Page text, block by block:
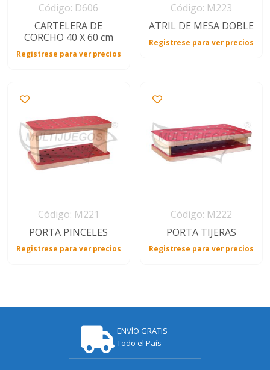
Código: D606
CARTELERA DE
CORCHO 40 X 60 cm
Registrese para ver precios
Código: M223
ATRIL DE MESA DOBLE
Registrese para ver precios
Código: M221
PORTA PINCELES
Registrese para ver precios
Código: M222
PORTA TIJERAS
Registrese para ver precios
ENVÍO GRATIS
Todo el País